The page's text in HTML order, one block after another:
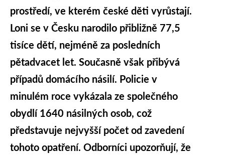
prostředí, ve kterém české děti vyrůstají.
Loni se v Česku narodilo přibližně 77,5
tisíce dětí, nejméně za posledních
pětadvacet let. Současně však přibývá
případů domácího násilí. Policie v
minulém roce vykázala ze společného
obydlí 1640 násilných osob, což
představuje nejvyšší počet od zavedení
tohoto opatření. Odborníci upozorňují, že